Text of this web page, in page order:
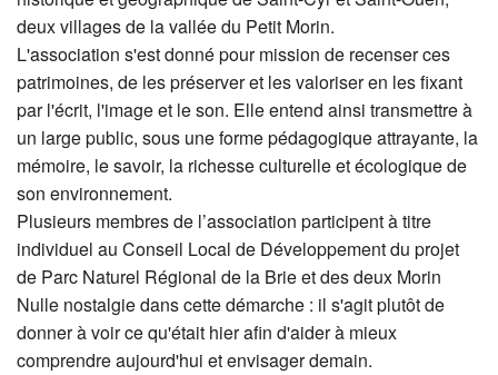
deux villages de la vallée du Petit Morin.
L'association s'est donné pour mission de recenser ces
patrimoines, de les préserver et les valoriser en les fixant
par l'écrit, l'image et le son. Elle entend ainsi transmettre à
un large public, sous une forme pédagogique attrayante, la
mémoire, le savoir, la richesse culturelle et écologique de
son environnement.
Plusieurs membres de l’association participent à titre
individuel au Conseil Local de Développement du projet
de Parc Naturel Régional de la Brie et des deux Morin
Nulle nostalgie dans cette démarche : il s'agit plutôt de
donner à voir ce qu'était hier afin d'aider à mieux
comprendre aujourd'hui et envisager demain.